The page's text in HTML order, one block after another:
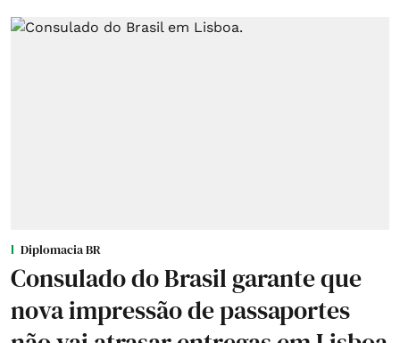
Diplomacia BR
Consulado do Brasil garante que
nova impressão de passaportes